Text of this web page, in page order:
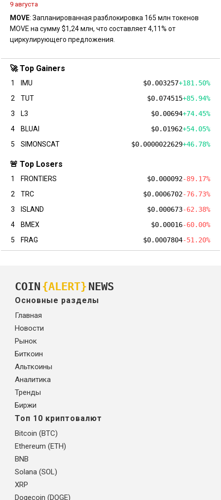
9 августа
MOVE: Запланированная разблокировка 165 млн токенов
MOVE на сумму $1,24 млн, что составляет 4,11% от
циркулирующего предложения.
🚀 Top Gainers
1 IMU $0.003257+181.50%
2
TUT $0.074515+85.94%
3
L3 $0.00694+74.45%
4
BLUAI $0.01962+54.05%
5
SIMONSCAT $0.0000022629+46.78%
🚨 Top Losers
1 FRONTIERS $0.000092-89.17%
2
TRC $0.0006702-76.73%
3
ISLAND $0.000673-62.38%
4
BMEX $0.00016-60.00%
5
FRAG $0.0007804-51.20%
COIN {ALERT} NEWS
Основные разделы
Главная
Новости
Рынок
Биткоин
Альткоины
Аналитика
Тренды
Биржи
Топ 10 криптовалют
Bitcoin (BTC)
Ethereum (ETH)
BNB
Solana (SOL)
XRP
Dogecoin (DOGE)